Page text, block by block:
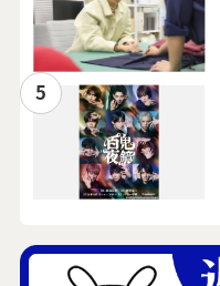
5